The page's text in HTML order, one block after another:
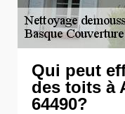
Qui peut
des toits à
64490?